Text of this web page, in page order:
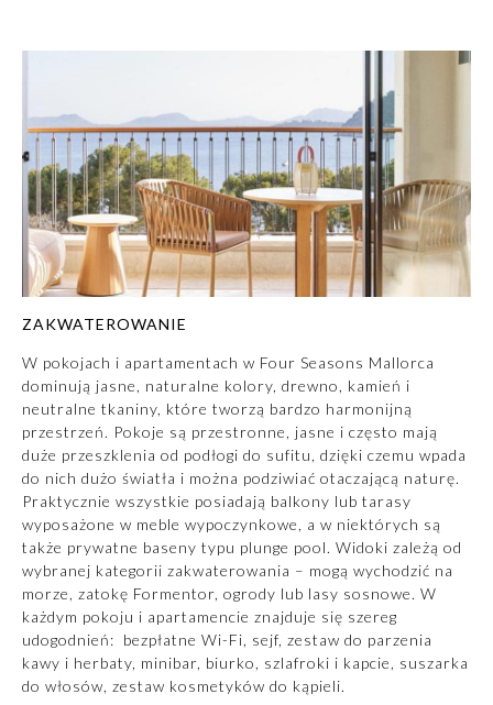
ZAKWATEROWANIE
W pokojach i apartamentach w Four Seasons Mallorca
dominują jasne, naturalne kolory, drewno, kamień i
neutralne tkaniny, które tworzą bardzo harmonijną
przestrzeń. Pokoje są przestronne, jasne i często mają
duże przeszklenia od podłogi do sufitu, dzięki czemu wpada
do nich dużo światła i można podziwiać otaczającą naturę.
Praktycznie wszystkie posiadają balkony lub tarasy
wyposażone w meble wypoczynkowe, a w niektórych są
także prywatne baseny typu plunge pool. Widoki zależą od
wybranej kategorii zakwaterowania – mogą wychodzić na
morze, zatokę Formentor, ogrody lub lasy sosnowe. W
każdym pokoju i apartamencie znajduje się szereg
udogodnień: bezpłatne Wi-Fi, sejf, zestaw do parzenia
kawy i herbaty, minibar, biurko, szlafroki i kapcie, suszarka
do włosów, zestaw kosmetyków do kąpieli.